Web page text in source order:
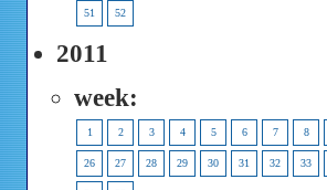
51 52
2011
week:
1 2 3 4 5 6 7 8
26 27 28 29 30 31 32 33